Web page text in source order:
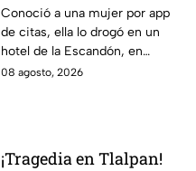
Así operaba Ivette "N"
antes de huir a Puebla;
ya está detenida
Conoció a una mujer por app
de citas, ella lo drogó en un
hotel de la Escandón, en
CDMX, para robarle el auto y
08 agosto, 2026
¡Tragedia en Tlalpan!